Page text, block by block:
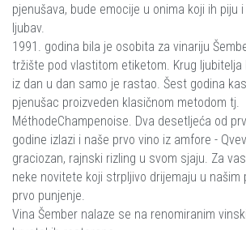
pjenušava, bude emocije u onima koji ih piju
ljubav.
1991. godina bila je osobita za vinariju
tržište pod vlastitom etiketom. Krug ljubitelja
iz dan u dan samo je rastao. Šest godina
pjenušac proizveden klasičnom metodom tj.
MéthodeChampenoise. Dva desetljeća od
godine izlazi i naše prvo vino iz amfore -
graciozan, rajnski rizling u svom sjaju. Za
neke novitete koji strpljivo drijemaju u našim
prvo punjenje.
Vina Šember nalaze se na renomiranim